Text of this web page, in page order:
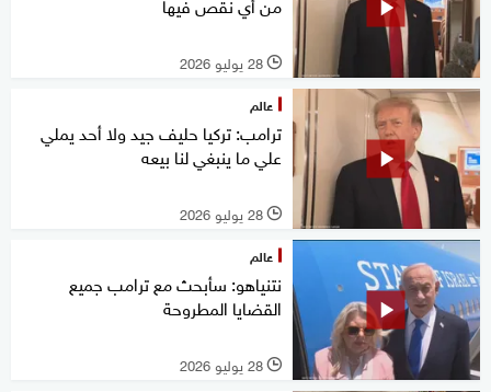
l 28 يوليو 2026
عالم
ترامب: تركيا حليف جيد ولا أحد يملي
علي ما ينبغي لنا بيعه
l 28 يوليو 2026
عالم
نتنياهو: سأبحث مع ترامب جميع
القضايا المطروحة
l 28 يوليو 2026